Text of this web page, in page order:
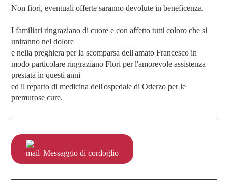
Non fiori, eventuali offerte saranno devolute in beneficenza.
I familiari ringraziano di cuore e con affetto tutti coloro che si
uniranno nel dolore
e nella preghiera per la scomparsa dell'amato Francesco in
modo particolare ringraziano Flori per l'amorevole assistenza
prestata in questi anni
ed il reparto di medicina dell'ospedale di Oderzo per le
premurose cure.
Messaggio di cordoglio